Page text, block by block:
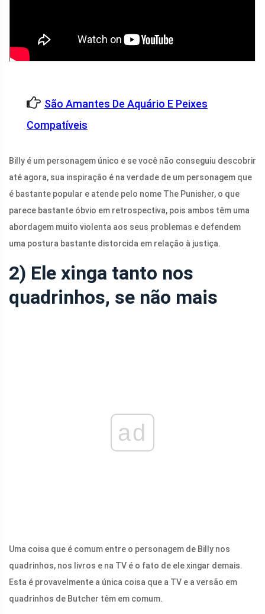
São Amantes De Aquário E Peixes
Compatíveis
Billy é um personagem único e se você não conseguiu descobrir
até agora, sua inspiração é na verdade de um personagem que
é bastante popular e atende pelo nome The Punisher, o que
parece bastante óbvio em retrospectiva, pois ambos têm uma
abordagem muito violenta aos seus problemas e defendem
uma postura bastante distorcida em relação à justiça.
2) Ele xinga tanto nos
quadrinhos, se não mais
ad
Uma coisa que é comum entre o personagem de Billy nos
quadrinhos, nos livros e na TV é o fato de ele xingar demais.
Esta é provavelmente a única coisa que a TV e a versão em
quadrinhos de Butcher têm em comum.